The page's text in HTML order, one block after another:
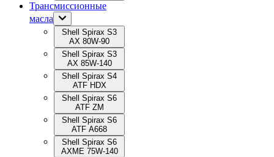
Трансмиссионные
масла
Shell Spirax S3
AX 80W-90
Shell Spirax S3
AX 85W-140
Shell Spirax S4
ATF HDX
Shell Spirax S6
ATF ZM
Shell Spirax S6
ATF А668
Shell Spirax S6
AXME 75W-140